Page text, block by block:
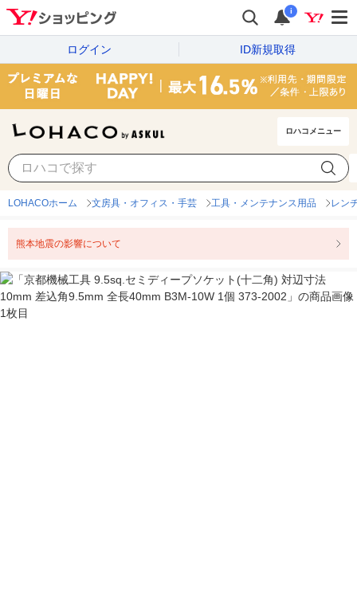
i
ログイン ID新規取得
ロハコメニュー
LOHACOホーム 文房具・オフィス・手芸 工具・メンテナンス用品 レン
熊本地震の影響について